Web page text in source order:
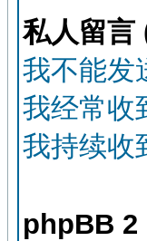
私人留言
我不能发
我经常收
我持续收
phpBB 2